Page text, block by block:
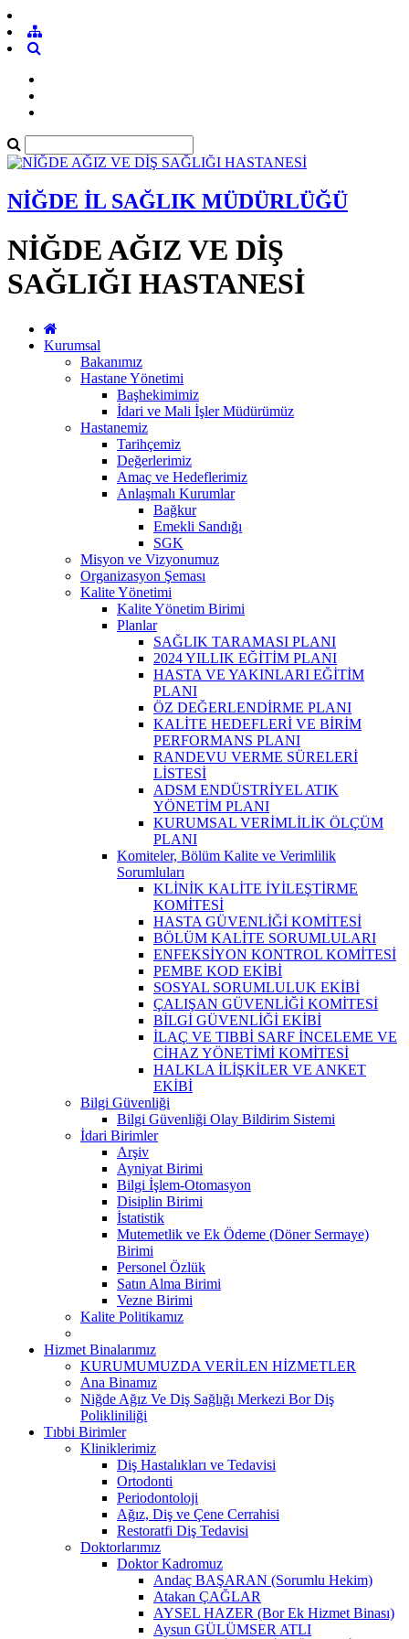
NİĞDE İL SAĞLIK MÜDÜRLÜĞÜ
NİĞDE AĞIZ VE DİŞ
SAĞLIĞI HASTANESİ
Kurumsal
Bakanımız
Hastane Yönetimi
Başhekimimiz
İdari ve Mali İşler Müdürümüz
Hastanemiz
Tarihçemiz
Değerlerimiz
Amaç ve Hedeflerimiz
Anlaşmalı Kurumlar
Bağkur
Emekli Sandığı
SGK
Misyon ve Vizyonumuz
Organizasyon Şeması
Kalite Yönetimi
Kalite Yönetim Birimi
Planlar
SAĞLIK TARAMASI PLANI
2024 YILLIK EĞİTİM PLANI
HASTA VE YAKINLARI EĞİTİM
PLANI
ÖZ DEĞERLENDİRME PLANI
KALİTE HEDEFLERİ VE BİRİM
PERFORMANS PLANI
RANDEVU VERME SÜRELERİ
LİSTESİ
ADSM ENDÜSTRİYEL ATIK
YÖNETİM PLANI
KURUMSAL VERİMLİLİK ÖLÇÜM
PLANI
Komiteler, Bölüm Kalite ve Verimlilik
Sorumluları
KLİNİK KALİTE İYİLEŞTİRME
KOMİTESİ
HASTA GÜVENLİĞİ KOMİTESİ
BÖLÜM KALİTE SORUMLULARI
ENFEKSİYON KONTROL KOMİTESİ
PEMBE KOD EKİBİ
SOSYAL SORUMLULUK EKİBİ
ÇALIŞAN GÜVENLİĞİ KOMİTESİ
BİLGİ GÜVENLİĞİ EKİBİ
İLAÇ VE TIBBİ SARF İNCELEME VE
CİHAZ YÖNETİMİ KOMİTESİ
HALKLA İLİŞKİLER VE ANKET
EKİBİ
Bilgi Güvenliği
Bilgi Güvenliği Olay Bildirim Sistemi
İdari Birimler
Arşiv
Ayniyat Birimi
Bilgi İşlem-Otomasyon
Disiplin Birimi
İstatistik
Mutemetlik ve Ek Ödeme (Döner Sermaye)
Birimi
Personel Özlük
Satın Alma Birimi
Vezne Birimi
Kalite Politikamız
Hizmet Binalarımız
KURUMUMUZDA VERİLEN HİZMETLER
Ana Binamız
Niğde Ağız Ve Diş Sağlığı Merkezi Bor Diş
Polikliniliği
Tıbbi Birimler
Kliniklerimiz
Diş Hastalıkları ve Tedavisi
Ortodonti
Periodontoloji
Ağız, Diş ve Çene Cerrahisi
Restoratfi Diş Tedavisi
Doktorlarımız
Doktor Kadromuz
Andaç BAŞARAN (Sorumlu Hekim)
Atakan ÇAĞLAR
AYSEL HAZER (Bor Ek Hizmet Binası)
Aysun GÜLÜMSER ATLI